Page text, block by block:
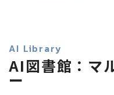
AI Library
AI図書館：マ
ー